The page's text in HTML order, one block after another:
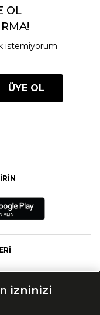
OL
istemiyorum
ÜYE OL
izninizi